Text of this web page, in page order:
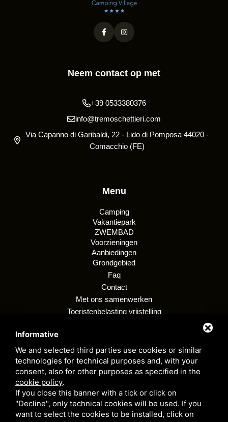
Informative
We and selected third parties use cookies or similar
technologies for technical purposes and, with your
consent, also for other purposes as specified in the
cookie policy.
If you close this banner with a tick or click on
"Decline", only technical cookies will be used. If you
want to select the cookies to be installed, click on
Neem contact op met
+39 0533380376
info@tremoschettieri.com
Via Capanno di Garibaldi, 22 - Lido di Pomposa 44020 -
Comacchio (FE)
Menu
Camping
Vakantiepark
ZWEMBAD
Voorzieningen
Aanbiedingen
Grondgebied
Faq
Contact
Met ons samenwerken
Toeristenbelasting vrijstelling
Klokkenluiden
Camping village i tre moschettieri - P. BTW 00255990384 - CIR: 038006 -
CP: 00002 - CIN: IT038006B1KM9LYJVC
Privacy Policy- Deze site wordt beschermd door Google reCAPTCHA
v3,PrivacybeleideServicevoorwaardenDoor Google.